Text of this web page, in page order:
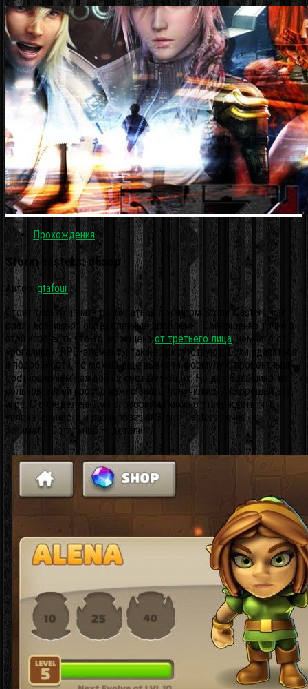
Прохождения
Storm casters: обзор
Автор:gtafour ·
Стоит только начать разбираться с жанром Storm Casters, как
сразу возникают определенные проблемы. Совершенно точно в
этой игре есть что-то от экшенаот третьего лица, немного от
«рогалика», RPG-элементы также присутствуют. Если вдаваться
в подробности, то можно еще вывести формулу с процентным
соотношением каждой из составляющих. Но для большинства
пользователей просто важно знать, получилась ли хорошей эта
игра. С определенными оговорками можно утверждать, что
увлекательности и разнообразия Storm Casters точно не
занимать.
Остальное — детали.